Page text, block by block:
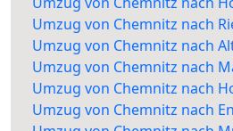
Umzug von Chemnitz nach
Umzug von Chemnitz nach
Umzug von Chemnitz nach
Umzug von Chemnitz nach
Umzug von Chemnitz nach